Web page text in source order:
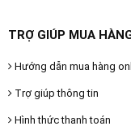
TRỢ GIÚP MUA
Hướng dẫn mua hàng
Trợ giúp thông tin
Hình thức thanh toán